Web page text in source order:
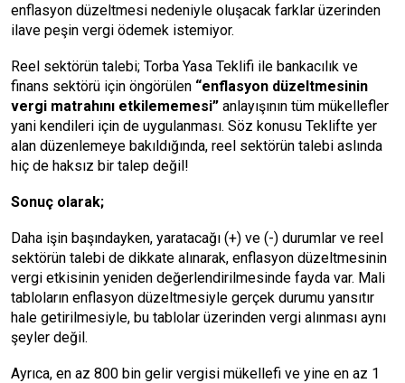
enflasyon düzeltmesi nedeniyle oluşacak farklar üzerinden
ilave peşin vergi ödemek istemiyor.
Reel sektörün talebi; Torba Yasa Teklifi ile bankacılık ve
finans sektörü için öngörülen “enflasyon düzeltmesinin
vergi matrahını etkilememesi” anlayışının tüm mükellefler
yani kendileri için de uygulanması. Söz konusu Teklifte yer
alan düzenlemeye bakıldığında, reel sektörün talebi aslında
hiç de haksız bir talep değil!
Sonuç olarak;
Daha işin başındayken, yaratacağı (+) ve (-) durumlar ve reel
sektörün talebi de dikkate alınarak, enflasyon düzeltmesinin
vergi etkisinin yeniden değerlendirilmesinde fayda var. Mali
tabloların enflasyon düzeltmesiyle gerçek durumu yansıtır
hale getirilmesiyle, bu tablolar üzerinden vergi alınması aynı
şeyler değil.
Ayrıca, en az 800 bin gelir vergisi mükellefi ve yine en az 1